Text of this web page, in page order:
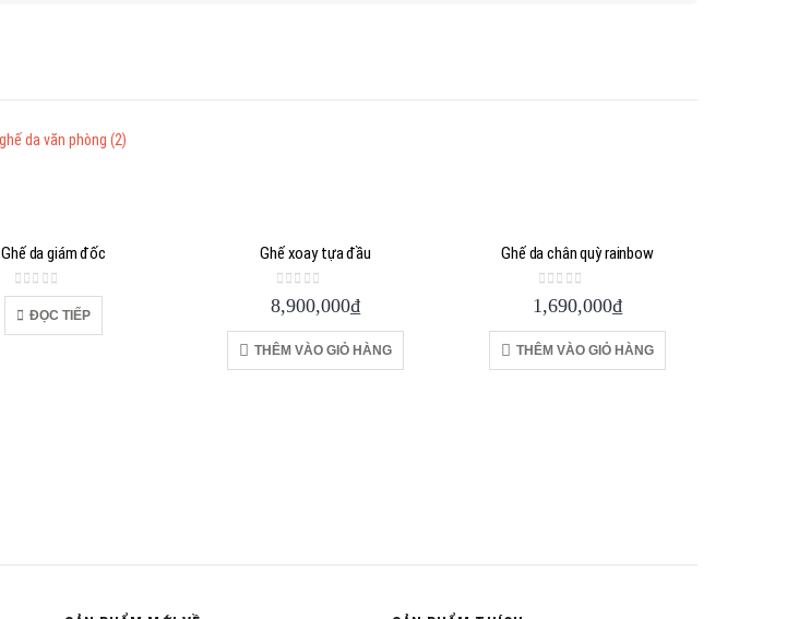
Ghế da giám đốc
0out of 5
ĐỌC TIẾP
Ghế xoay tựa đầu
0 out of 5
8,900,000₫
THÊM VÀO GIỎ HÀNG
Ghế da chân quỳ rainbow
0 out of 5
1,690,000₫
THÊM VÀO GIỎ HÀNG